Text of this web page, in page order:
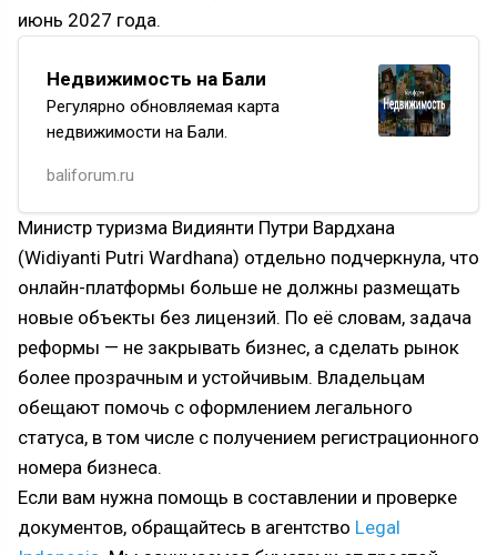
июнь 2027 года.
Недвижимость на Бали
Регулярно обновляемая карта
недвижимости на Бали.
baliforum.ru
Министр туризма Видиянти Путри Вардхана
(Widiyanti Putri Wardhana) отдельно подчеркнула, что
онлайн-платформы больше не должны размещать
новые объекты без лицензий. По её словам, задача
реформы — не закрывать бизнес, а сделать рынок
более прозрачным и устойчивым. Владельцам
обещают помочь с оформлением легального
статуса, в том числе с получением регистрационного
номера бизнеса.
Если вам нужна помощь в составлении и проверке
документов, обращайтесь в агентство Legal